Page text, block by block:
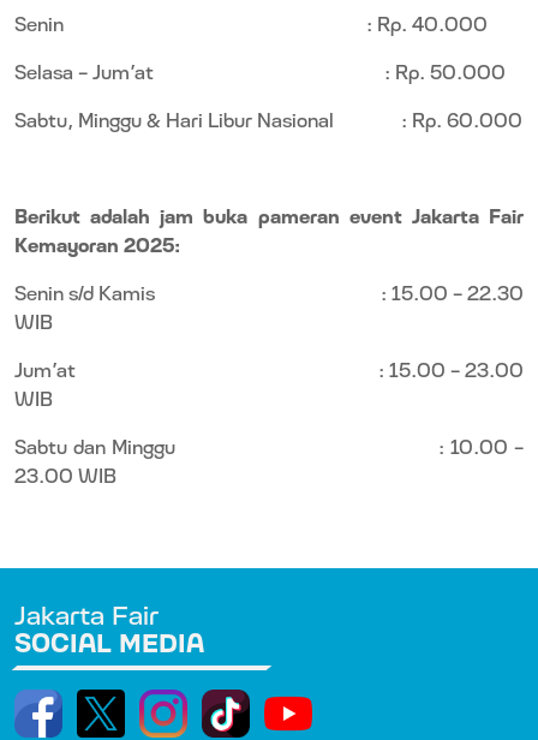
Senin
: Rp. 40.000
Selasa - Jum’at
: Rp. 50.000
Sabtu, Minggu & Hari Libur Nasional
: Rp. 60.000
Berikut adalah jam buka pameran event Jakarta Fair
Kemayoran 2025:
Senin s/d Kamis
: 15.00 - 22.30
WIB
Jum’at
: 15.00 – 23.00
WIB
Sabtu dan Minggu
: 10.00 -
23.00 WIB
Jakarta Fair
SOCIAL MEDIA